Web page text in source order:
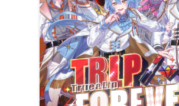
STORE
FANCLUB